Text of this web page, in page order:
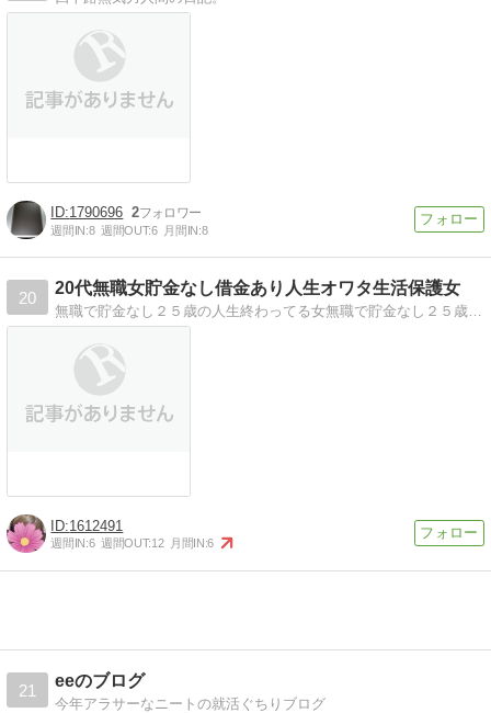
1790696 2
週間IN:8 週間OUT:6 月間IN:8
20
20代無職女貯金なし借金あり人生オワタ生活保護女
無職で貯金なし２５歳の人生終わってる女無職で貯金なし２５歳の人生終わってる女が脱出を目標に職探しや日々を綴っていく
1612491
週間IN:6 週間OUT:12 月間IN:6
21
eeのブログ
今年アラサーなニートの就活ぐちりブログ